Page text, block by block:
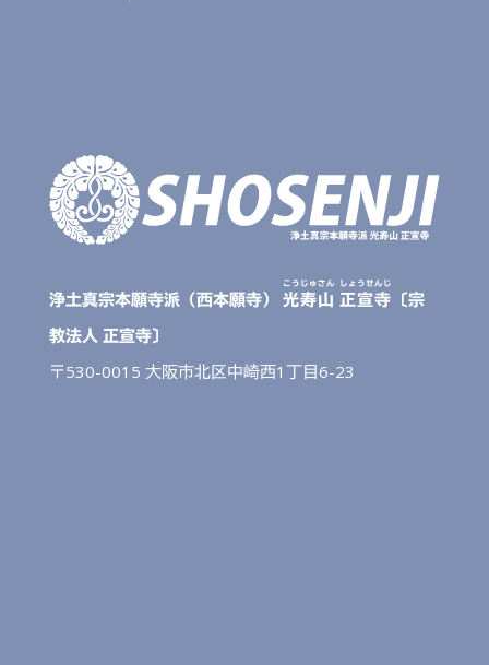
浄土真宗本願寺派（西本願寺） 光寿山
こうじゅさん
正宣寺
しょうせんじ
〔宗
教法人 正宣寺〕
〒530-0015 大阪市北区中崎西1丁目6-23